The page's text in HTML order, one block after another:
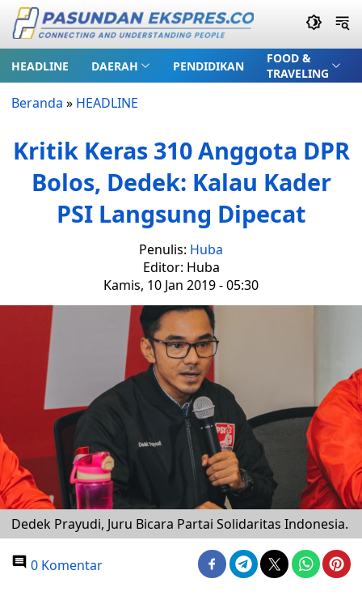
HEADLINE DAERAH PENDIDIKAN
FOOD &
TRAVELING
Beranda » HEADLINE
Kritik Keras 310 Anggota DPR
Bolos, Dedek: Kalau Kader
PSI Langsung Dipecat
Penulis: Huba
Editor: Huba
Kamis, 10 Jan 2019 - 05:30
Dedek Prayudi, Juru Bicara Partai Solidaritas Indonesia.
0 Komentar